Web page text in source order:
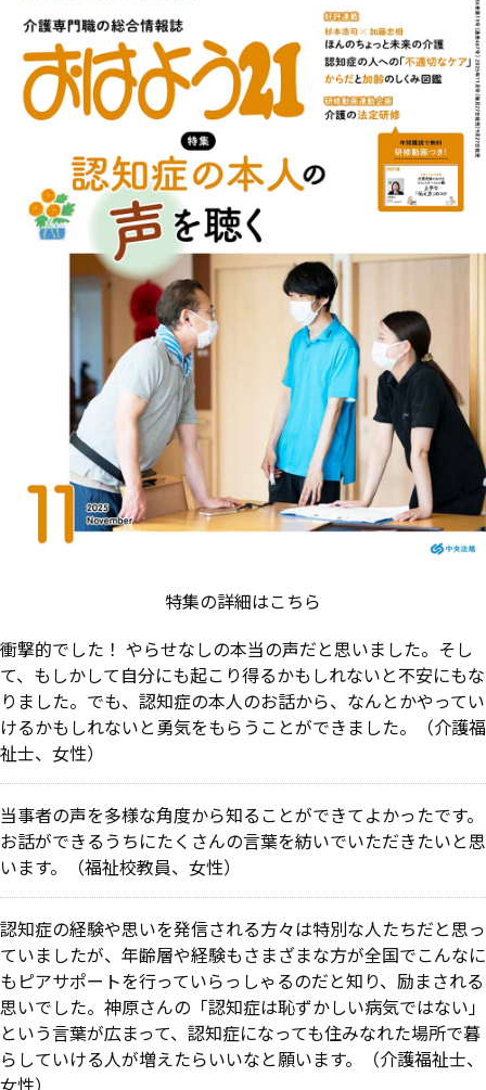
特集の詳細はこちら
衝撃的でした！ やらせなしの本当の声だと思いました。そし
て、もしかして自分にも起こり得るかもしれないと不安にもな
りました。でも、認知症の本人のお話から、なんとかやってい
けるかもしれないと勇気をもらうことができました。（介護福
祉士、女性）
当事者の声を多様な角度から知ることができてよかったです。
お話ができるうちにたくさんの言葉を紡いでいただきたいと思
います。（福祉校教員、女性）
認知症の経験や思いを発信される方々は特別な人たちだと思っ
ていましたが、年齢層や経験もさまざまな方が全国でこんなに
もピアサポートを行っていらっしゃるのだと知り、励まされる
思いでした。神原さんの「認知症は恥ずかしい病気ではない」
という言葉が広まって、認知症になっても住みなれた場所で暮
らしていける人が増えたらいいなと願います。（介護福祉士、